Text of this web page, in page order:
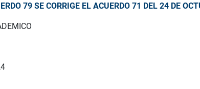
79 SE CORRIGE EL ACUERDO 71 DEL 24 DE